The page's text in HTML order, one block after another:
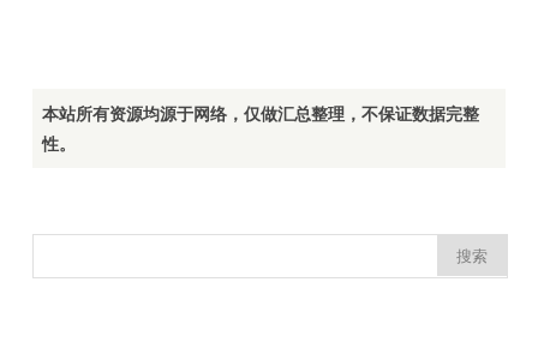
本站所有资源均源于网络，仅做汇总整理，不保证数据完整
性。
索：